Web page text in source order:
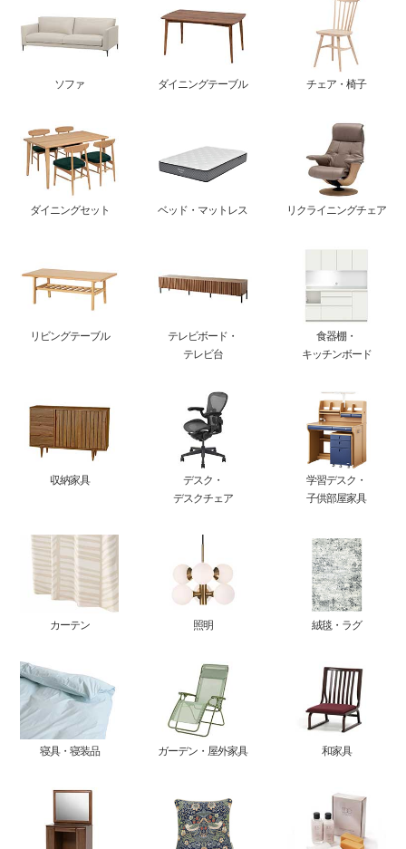
ソファ ダイニングテーブル チェア・椅子
ダイニングセット ベッド・マットレス リクライニングチェア
リビングテーブル
テレビボード・
テレビ台
食器棚・
キッチンボード
収納家具
デスク・
デスクチェア
学習デスク・
子供部屋家具
カーテン 照明 絨毯・ラグ
寝具・寝装品 ガーデン・屋外家具 和家具